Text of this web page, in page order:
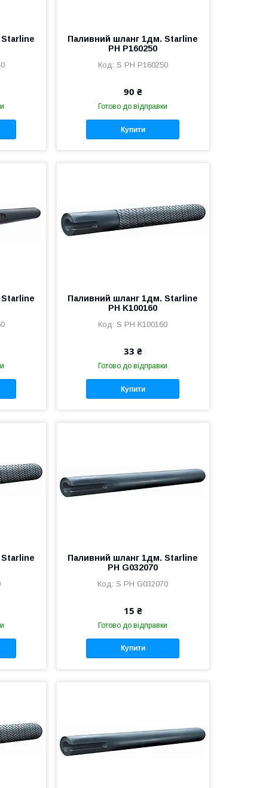
Паливний шланг 1дм. Starline
PH P160250
S PH P160250
90 ₴
Готово до відправки
Купити
Паливний шланг 1дм. Starline
PH K100160
S PH K100160
33 ₴
Готово до відправки
Купити
Паливний шланг 1дм. Starline
PH G032070
S PH G032070
15 ₴
Готово до відправки
Купити